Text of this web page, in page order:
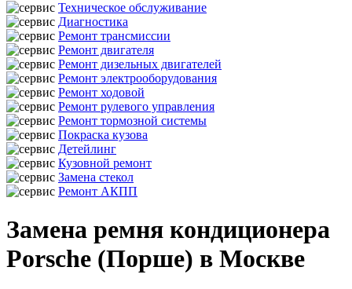
Техническое обслуживание
Диагностика
Ремонт трансмиссии
Ремонт двигателя
Ремонт дизельных двигателей
Ремонт электрооборудования
Ремонт ходовой
Ремонт рулевого управления
Ремонт тормозной системы
Покраска кузова
Детейлинг
Кузовной ремонт
Замена стекол
Ремонт АКПП
Замена ремня кондиционера
Porsche (Порше) в Москве